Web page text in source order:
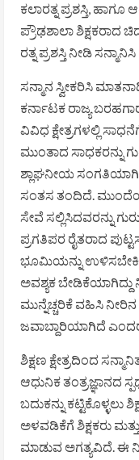
ಕಲಾರತ್ನ ಪ್ರಶಸ್ತಿ,
ಪ್ರೌಢಶಾಲಾ ಶಿಕ್ಷಕರಾದ
ರತ್ನ ಪ್ರಶಸ್ತಿ ನೀಡಿ
ಸನ್ಮಾನ ಸ್ವೀಕರಿಸಿ
ಕರ್ನಾಟಕ ರಾಜ್ಯ
ವಿವಿಧ ಕ್ಷೇತ್ರಗಳಲ್ಲಿ
ಮುಂತಾದ ಸಾಧಕರನ್ನು
ಶ್ಲಾಘನೀಯ
ಸಂತಸ ತಂದಿದೆ.
ಸೇವೆ ಸಲ್ಲಿಸಿದವರನ್ನು
ಪ್ರಗತಿಪರ ರೈತರಾದ
ಭೂಮಿಯನ್ನು
ಅವಶ್ಯಕ ಬೇಡಿಕೆಯಾಗಿದ್ದು
ಮುನ್ನೆಚ್ಚರಿಕೆ ವಹಿಸಿ
ಜವಾಬ್ದಾರಿಯಾಗಿದೆ
ಶಿಕ್ಷಣ ಕ್ಷೇತ್ರದಿಂದ
ಆಧುನಿಕ ತಂತ್ರಜ್ಞಾನದ
ಬದುಕನ್ನು ಕಟ್ಟಿಕೊಳ್ಳಲು
ಅಳವಡಿಕೆಗೆ ಶಿಕ್ಷಕರು
ಮಾಡುವ ಅಗತ್ಯವಿದೆ. ಈ